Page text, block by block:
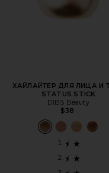
ХАЙЛАЙТЕР ДЛЯ ЛИЦА И
STATUS STICK
DIBS Beauty
$38